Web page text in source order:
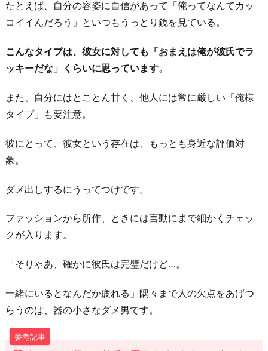
たとえば、自分の容姿に自信があって「俺ってなんてカッ
コイイんだろう」といつもうっとり鏡を見ている。
こんなタイプは、彼女に対しても「おまえは俺が彼氏でラ
ッキーだな」くらいに思っています。
また、自分にはとことん甘く、他人には常に厳しい「俺様
タイプ」も要注意。
彼にとって、彼女という存在は、もっとも身近な評価対
象。
ダメ出しするにうってつけです。
ファッションから所作、ときには言動にまで細かくチェッ
クが入ります。
「そりゃあ、確かに彼氏は完璧だけど…。
一緒にいるとなんだか疲れる」隅々まで人の欠点をあげつ
らうのは、器の小さなダメ男です。